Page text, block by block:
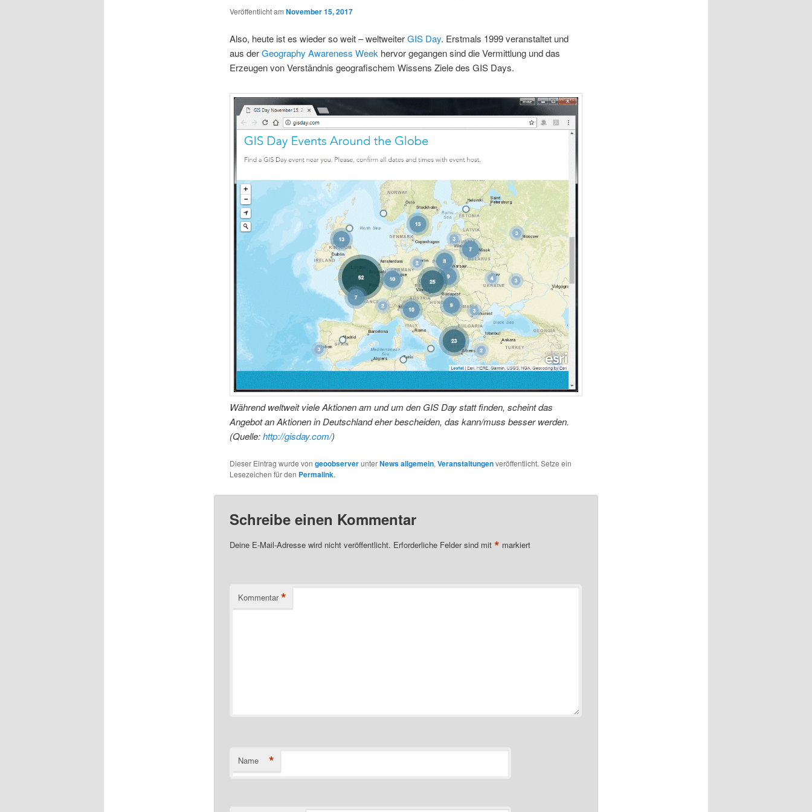
Veröffentlicht am November 15, 2017
Also, heute ist es wieder so weit – weltweiterGIS Day. Erstmals 1999 veranstaltet und
aus derGeography Awareness Week hervor gegangen sind die Vermittlung und das
Erzeugen von Verständnis geografischem Wissens Ziele des GIS Days.
Während weltweit viele Aktionen am und um den GIS Day statt finden, scheint das
Angebot an Aktionen in Deutschland eher bescheiden, das kann/muss besser werden.
(Quelle:http://gisday.com/)
Dieser Eintrag wurde von geoobserverunterNews allgemein,Veranstaltungenveröffentlicht. Setze ein
Lesezeichen für den Permalink.
Schreibe einen Kommentar
Deine E-Mail-Adresse wird nicht veröffentlicht. Erforderliche Felder sind mit * markiert
Kommentar *
Name *